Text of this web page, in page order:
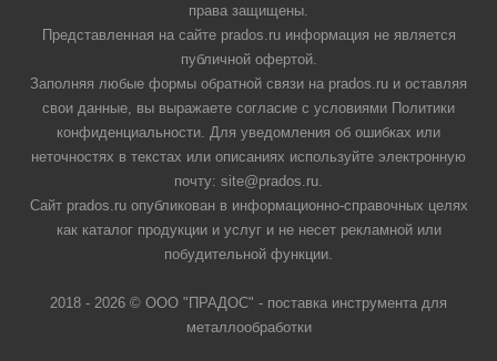
права защищены.
Представленная на сайте prados.ru информация не является
публичной офертой.
Заполняя любые формы обратной связи на prados.ru и оставляя
свои данные, вы выражаете согласие с условиями Политики
конфиденциальности. Для уведомления об ошибках или
неточностях в текстах или описаниях используйте электронную
почту: site@prados.ru.
Сайт prados.ru опубликован в информационно-справочных целях
как каталог продукции и услуг и не несет рекламной или
побудительной функции.
2018 - 2026 © ООО "ПРАДОС" - поставка инструмента для
металлообработки